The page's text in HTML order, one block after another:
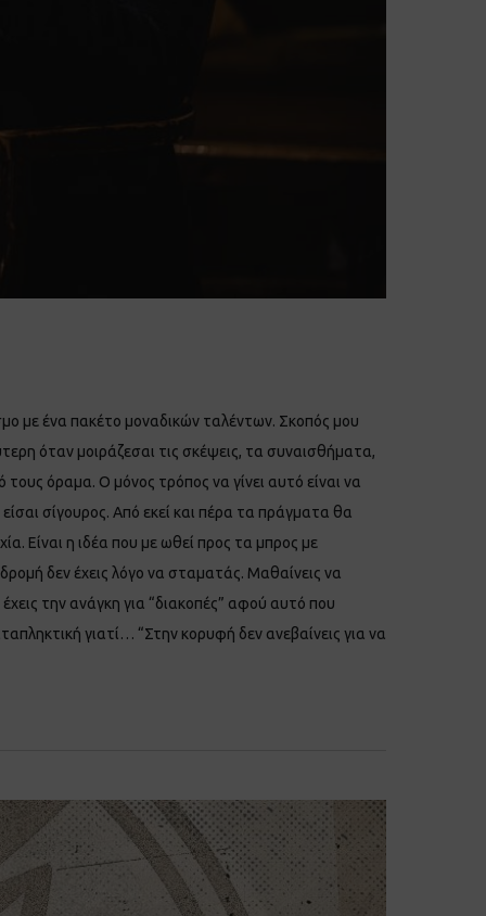
με ένα πακέτο μοναδικών ταλέντων. Σκοπός μου
όταν μοιράζεσαι τις σκέψεις, τα συναισθήματα,
όραμα. Ο μόνος τρόπος να γίνει αυτό είναι να
σίγουρος. Από εκεί και πέρα τα πράγματα θα
Είναι η ιδέα που με ωθεί προς τα μπρος με
δεν έχεις λόγο να σταματάς. Μαθαίνεις να
την ανάγκη για “διακοπές” αφού αυτό που
γιατί… “Στην κορυφή δεν ανεβαίνεις για να